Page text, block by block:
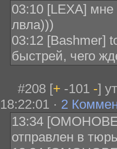
03:10 [LEXA]
лвла)))
03:12 [Bashmer]
быстрей, чего
#208 [+ -101 -]
18:22:01 · 2
13:34
отправлен в